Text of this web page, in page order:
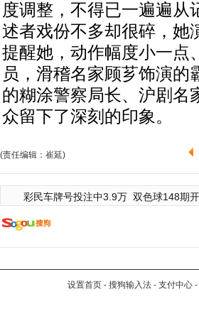
度调整，不得已一遍遍从
述者戏份不多却很碎，她
提醒她，动作幅度小一点
员，滑稽名家顾芗饰演
的糊涂警察局长、沪剧名
众留下了深刻的印象。
(责任编辑：崔延)
彩民车牌号投注中3.9万 双色球148期
设置首页 - 搜狗输入法 - 支付中心 -